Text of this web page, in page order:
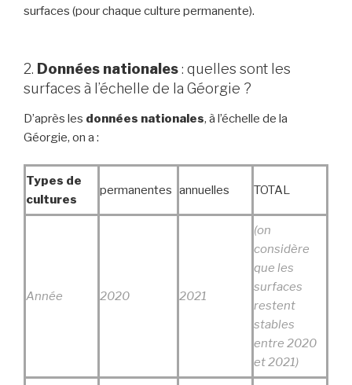
surfaces (pour chaque culture permanente).
2. Données nationales: quelles sont les
surfaces à l’échelle de la Géorgie ?
D’après les données nationales, à l’échelle de la
Géorgie, on a :
Types de
cultures
permanentes annuelles TOTAL
Année 2020 2021
(on
considère
que les
surfaces
restent
stables
entre 2020
et 2021)